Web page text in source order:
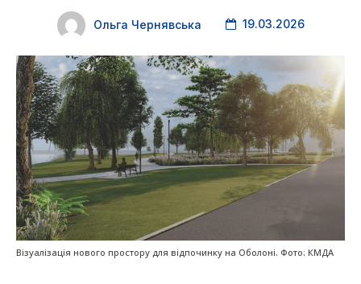
Ольга Чернявська 19.03.2026
Візуалізація нового простору для відпочинку на Оболоні. Фото: КМДА